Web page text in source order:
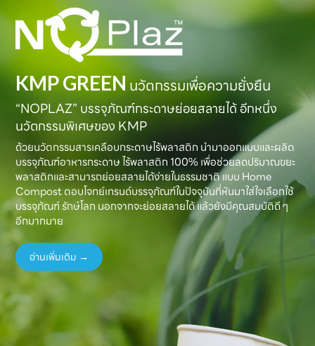
KMP GREEN นวัตกรรมเพื่อความยั่งยืน
“NOPLAZ” บรรจุภัณฑ์กระดาษย่อยสลายได้ อีกหนึ่ง
นวัตกรรมพิเศษของ KMP
ด้วยนวัตกรรมสารเคลือบกระดาษไร้พลาสติก นำมาออกแบบและผลิต
บรรจุภัณฑ์อาหารกระดาษ ไร้พลาสติก 100% เพื่อช่วยลดปริมาณขยะ
พลาสติกและสามารถย่อยสลายได้ง่ายในธรรมชาติ แบบ Home
Compost ตอบโจทย์เทรนด์บรรจุภัณฑ์ในปัจจุบันที่หันมาใส่ใจเลือกใช้
บรรจุภัณฑ์ รักษ์โลก นอกจากจะย่อยสลายได้ แล้วยังมีคุณสมบัติดี ๆ
อีกมากมาย
อ่านเพิ่มเติม →